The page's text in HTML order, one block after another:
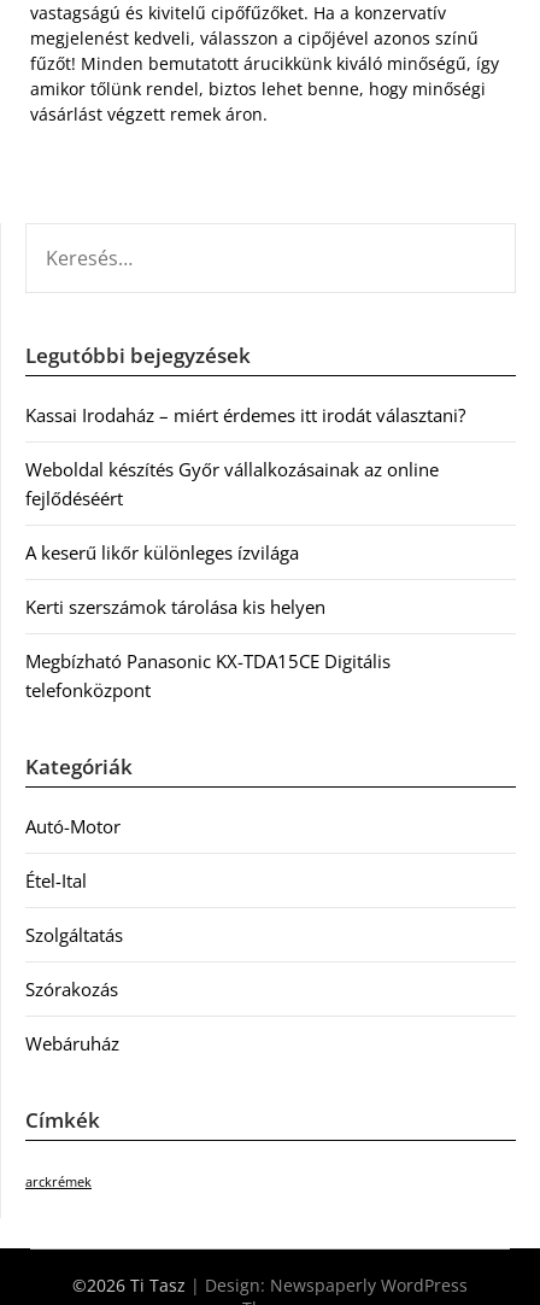
vastagságú és kivitelű cipőfűzőket. Ha a konzervatív
megjelenést kedveli, válasszon a cipőjével azonos színű
fűzőt! Minden bemutatott árucikkünk kiváló minőségű, így
amikor tőlünk rendel, biztos lehet benne, hogy minőségi
vásárlást végzett remek áron.
Legutóbbi bejegyzések
Kassai Irodaház – miért érdemes itt irodát választani?
Weboldal készítés Győr vállalkozásainak az online
fejlődéséért
A keserű likőr különleges ízvilága
Kerti szerszámok tárolása kis helyen
Megbízható Panasonic KX-TDA15CE Digitális
telefonközpont
Kategóriák
Autó-Motor
Étel-Ital
Szolgáltatás
Szórakozás
Webáruház
Címkék
arckrémek
©2026 Ti Tasz | Design: Newspaperly WordPress